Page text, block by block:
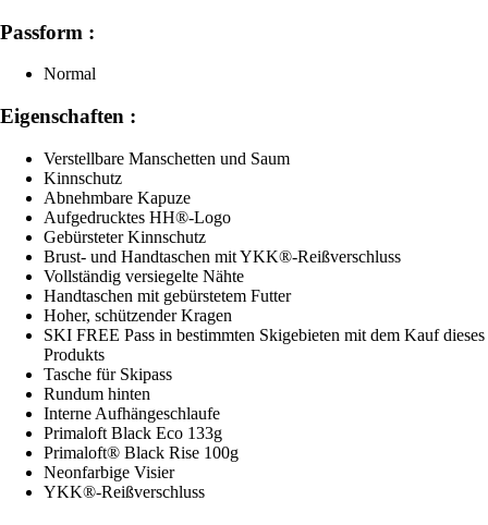
Passform :
Normal
Eigenschaften :
Verstellbare Manschetten und Saum
Kinnschutz
Abnehmbare Kapuze
Aufgedrucktes HH®-Logo
Gebürsteter Kinnschutz
Brust- und Handtaschen mit YKK®-Reißverschluss
Vollständig versiegelte Nähte
Handtaschen mit gebürstetem Futter
Hoher, schützender Kragen
SKI FREE Pass in bestimmten Skigebieten mit dem Kauf dieses
Produkts
Tasche für Skipass
Rundum hinten
Interne Aufhängeschlaufe
Primaloft Black Eco 133g
Primaloft® Black Rise 100g
Neonfarbige Visier
YKK®-Reißverschluss